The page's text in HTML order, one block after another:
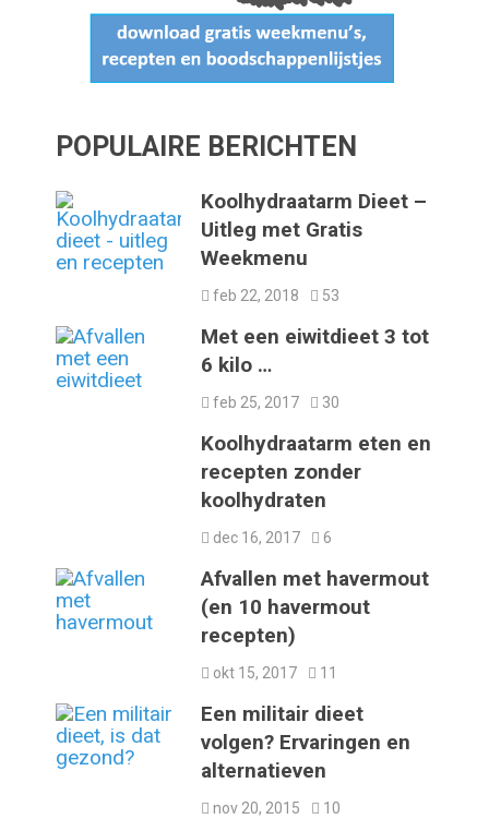
POPULAIRE BERICHTEN
Koolhydraatarm Dieet –
Uitleg met Gratis
Weekmenu
feb 22, 2018 53
Met een eiwitdieet 3 tot
6 kilo …
feb 25, 2017 30
Koolhydraatarm eten en
recepten zonder
koolhydraten
dec 16, 2017 6
Afvallen met havermout
(en 10 havermout
recepten)
okt 15, 2017 11
Een militair dieet
volgen? Ervaringen en
alternatieven
nov 20, 2015 10